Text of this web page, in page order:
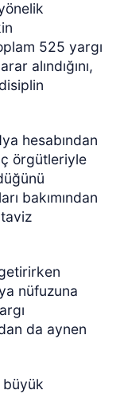
525 yargı
alındığını,
hesabından
örgütleriyle
bakımından
nüfuzuna
da aynen
büyük